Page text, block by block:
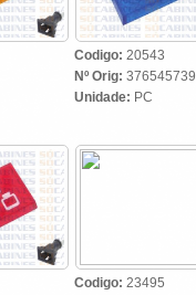
Codigo: 20543
Nº Orig:
Unidade: PC
Codigo: 23495